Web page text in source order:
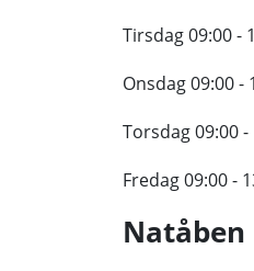
Tirsdag 09:00 -
Onsdag 09:00 -
Torsdag 09:00 -
Fredag 09:00 -